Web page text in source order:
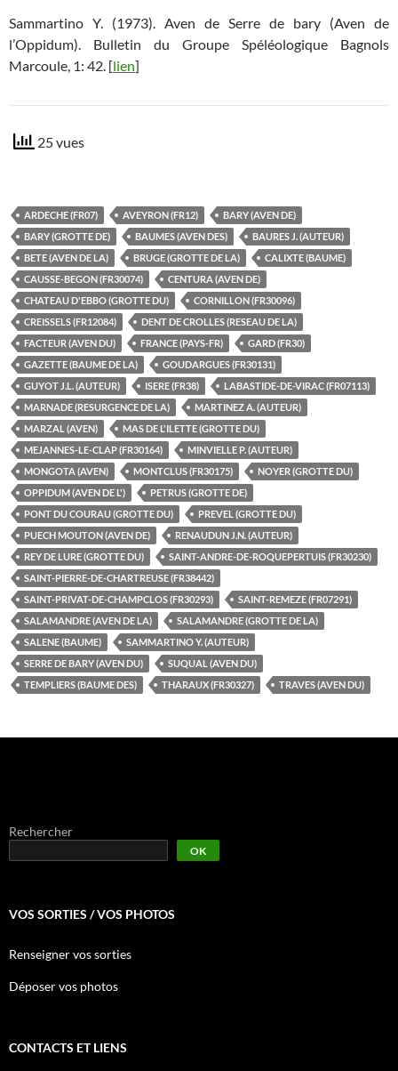
Sammartino Y. (1973). Aven de Serre de bary (Aven de
l’Oppidum). Bulletin du Groupe Spéléologique Bagnols
Marcoule, 1: 42. [lien]
25 vues
ARDECHE (FR07) AVEYRON (FR12)
BARY (AVEN DE)
BARY (GROTTE DE)
BAUMES (AVEN DES)
BAURES J. (AUTEUR)
BETE (AVEN DE LA)
BRUGE (GROTTE DE LA)
CALIXTE (BAUME)
CAUSSE-BEGON (FR30074)
CENTURA (AVEN DE)
CHATEAU D'EBBO (GROTTE DU)
CORNILLON (FR30096)
CREISSELS (FR12084)
DENT DE CROLLES (RESEAU DE LA)
FACTEUR (AVEN DU)
FRANCE (PAYS-FR)
GARD (FR30)
GAZETTE (BAUME DE LA)
GOUDARGUES (FR30131)
GUYOT J.L. (AUTEUR)
ISERE (FR38)
LABASTIDE-DE-VIRAC (FR07113)
MARNADE (RESURGENCE DE LA)
MARTINEZ A. (AUTEUR)
MARZAL (AVEN)
MAS DE L'ILETTE (GROTTE DU)
MEJANNES-LE-CLAP (FR30164)
MINVIELLE P. (AUTEUR)
MONGOTA (AVEN)
MONTCLUS (FR30175)
NOYER (GROTTE DU)
OPPIDUM (AVEN DE L')
PETRUS (GROTTE DE)
PONT DU COURAU (GROTTE DU)
PREVEL (GROTTE DU)
PUECH MOUTON (AVEN DE)
RENAUDUN J.N. (AUTEUR)
REY DE LURE (GROTTE DU)
SAINT-ANDRE-DE-ROQUEPERTUIS (FR30230)
SAINT-PIERRE-DE-CHARTREUSE (FR38442)
SAINT-PRIVAT-DE-CHAMPCLOS (FR30293)
SAINT-REMEZE (FR07291)
SALAMANDRE (AVEN DE LA)
SALAMANDRE (GROTTE DE LA)
SALENE (BAUME)
SAMMARTINO Y. (AUTEUR)
SERRE DE BARY (AVEN DU)
SUQUAL (AVEN DU)
TEMPLIERS (BAUME DES)
THARAUX (FR30327) TRAVES (AVEN DU)
Rechercher
OK
VOS SORTIES / VOS PHOTOS
Renseigner vos sorties
Déposer vos photos
CONTACTS ET LIENS